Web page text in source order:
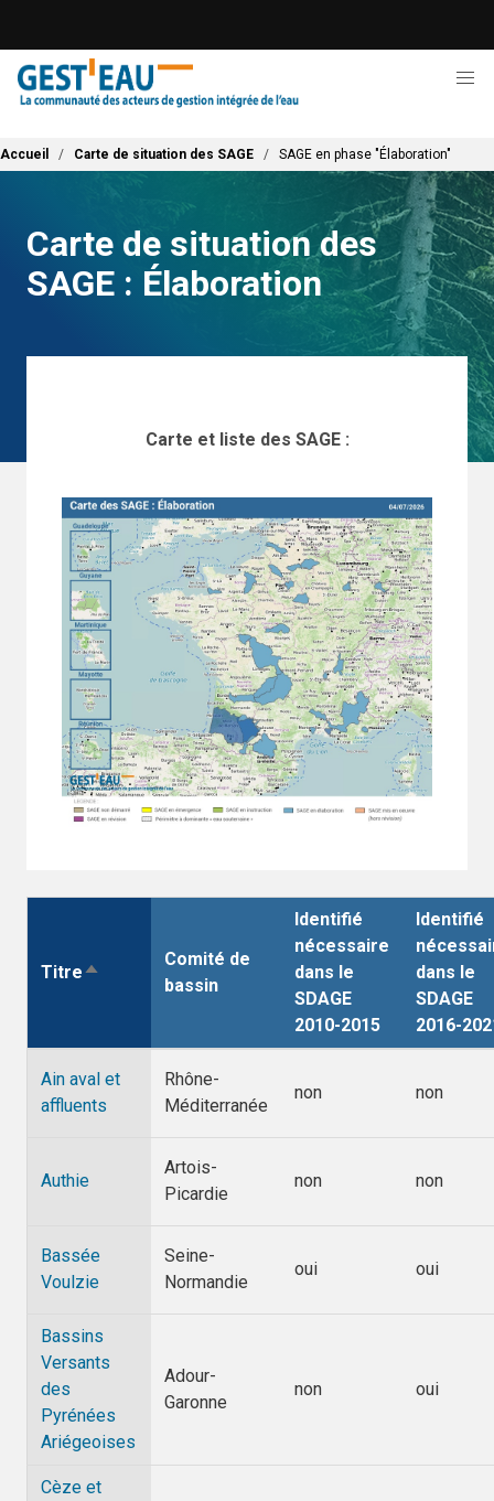
contenu
principal
Fil d'Ariane
Accueil Carte de situation des SAGE SAGE en phase "Élaboration"
Carte de situation des
SAGE : Élaboration
Carte et liste des SAGE :
TitreTrier
décroissant
Comité de
bassin
Identifié
nécessaire
dans le
SDAGE
2010-2015
Identifié
dans le
SDAGE
2016-
Ain aval et
affluents
Rhône-
Méditerranée
non non
Authie
Artois-
Picardie
non non
Bassée
Voulzie
Seine-
Normandie
oui oui
Bassins
Versants
des
Pyrénées
Ariégeoises
Adour-
Garonne
non oui
Cèze et